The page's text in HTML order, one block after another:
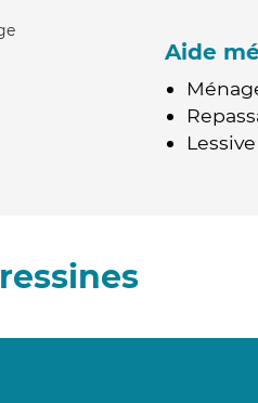
Aide
Lessive